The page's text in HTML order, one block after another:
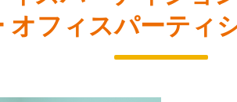
オフィスパーティ